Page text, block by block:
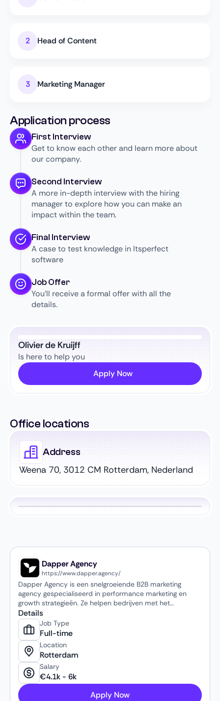
Head of Content
Marketing Manager
Application process
First Interview
Get to know each other and learn more about
our company.
Second Interview
A more in-depth interview with the hiring
manager to explore how you can make an
impact within the team.
Final Interview
A case to test knowledge in Itsperfect
software
Job Offer
You’ll receive a formal offer with all the
details.
Olivier de Kruijff
Is here to help you
Apply Now
Office locations
Address
Weena 70, 3012 CM Rotterdam, Nederland
Dapper Agency
https://www.dapper.agency/
Dapper Agency is een snelgroeiende B2B marketing
agency gespecialiseerd in performance marketing en
growth strategieën. Ze helpen bedrijven met het
genereren van kwalitatieve leads en het opschalen van
hun commerciële groei via data-gedreven campagnes en
slimme marketingfunnels.
Details
Job Type
Full-time
Location
Rotterdam
Salary
€4.1k - 6k
Apply Now